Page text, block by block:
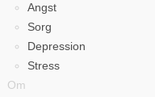
Angst
Sorg
Depression
Stress
Om